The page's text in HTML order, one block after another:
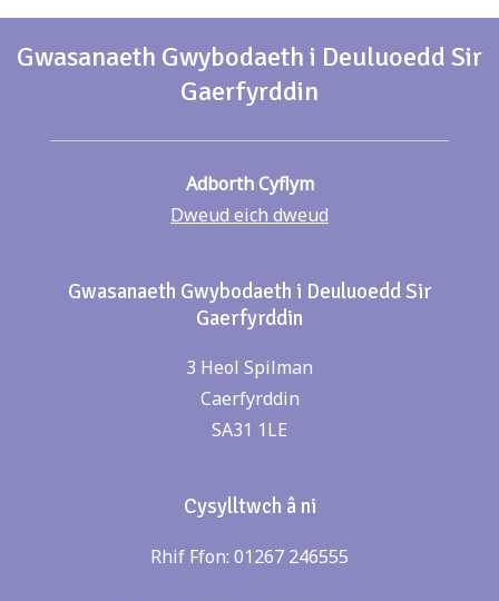
Gwasanaeth Gwybodaeth i Deuluoedd Sir
Gaerfyrddin
Adborth Cyflym
Dweud eich dweud
Gwasanaeth Gwybodaeth i Deuluoedd Sir
Gaerfyrddin
3 Heol Spilman
Caerfyrddin
SA31 1LE
Cysylltwch â ni
Rhif Ffon: 01267 246555